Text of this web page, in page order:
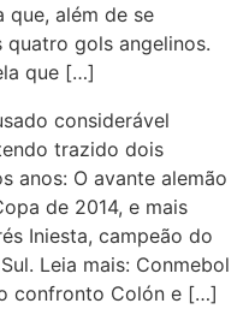
que, além de se
gols angelinos.
que […]
considerável
trazido dois
anos: O avante alemão
de 2014, e mais
Iniesta, campeão do
Leia mais: Conmebol
confronto Colón e […]